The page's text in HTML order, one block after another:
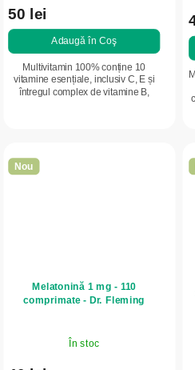
50 lei
Adaugă în Coş
Multivitamin 100% conține 10
vitamine esențiale, inclusiv C, E și
întregul complex de vitamine B,
Nou
Melatonină 1 mg - 110
comprimate - Dr. Fleming
În stoc